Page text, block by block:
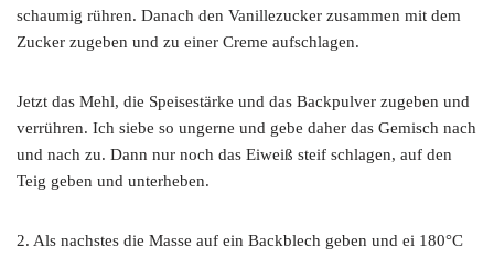
schaumig rühren. Danach den Vanillezucker zusammen mit dem
Zucker zugeben und zu einer Creme aufschlagen.
Jetzt das Mehl, die Speisestärke und das Backpulver zugeben und
verrühren. Ich siebe so ungerne und gebe daher das Gemisch nach
und nach zu. Dann nur noch das Eiweiß steif schlagen, auf den
Teig geben und unterheben.
2. Als nachstes die Masse auf ein Backblech geben und ei 180°C